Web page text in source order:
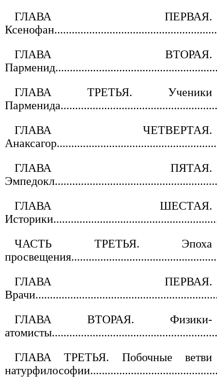
ГЛАВА ПЕРВАЯ.
ГЛАВА ВТОРАЯ.
ГЛАВА ТРЕТЬЯ. Ученики
ГЛАВА ЧЕТВЕРТАЯ.
ГЛАВА ПЯТАЯ.
ГЛАВА ШЕСТАЯ.
ЧАСТЬ ТРЕТЬЯ. Эпоха
ГЛАВА ПЕРВАЯ.
ГЛАВА ВТОРАЯ. Физики-
ГЛАВА ТРЕТЬЯ. Побочные ветви